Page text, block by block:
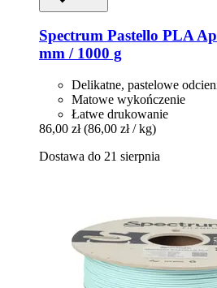
Spectrum Pastello PLA
mm / 1000 g
Delikatne, pastelowe
Matowe wykończenie
Łatwe drukowanie
86,00 zł (86,00 zł / kg)
Dostawa do 21 sierpnia